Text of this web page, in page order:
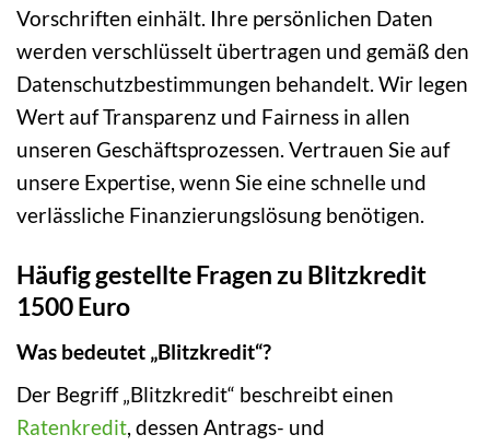
Vorschriften einhält. Ihre persönlichen Daten
werden verschlüsselt übertragen und gemäß den
Datenschutzbestimmungen behandelt. Wir legen
Wert auf Transparenz und Fairness in allen
unseren Geschäftsprozessen. Vertrauen Sie auf
unsere Expertise, wenn Sie eine schnelle und
verlässliche Finanzierungslösung benötigen.
Häufig gestellte Fragen zu Blitzkredit
1500 Euro
Was bedeutet „Blitzkredit“?
Der Begriff „Blitzkredit“ beschreibt einen
Ratenkredit, dessen Antrags- und